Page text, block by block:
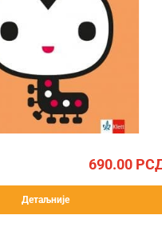
690.00
Детаљније